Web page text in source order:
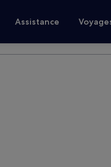
Assistance